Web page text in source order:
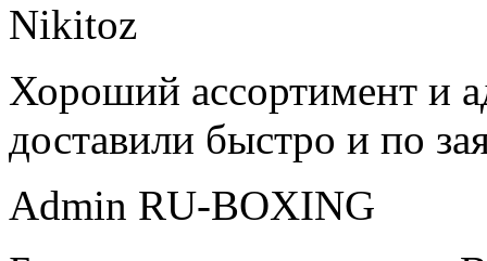
Nikitoz
Хороший ассортимент и
доставили быстро и по
Admin RU-BOXING